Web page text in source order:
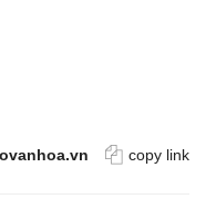
copy link